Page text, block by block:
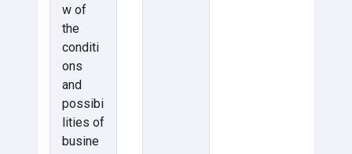
w of
the
conditi
ons
and
possibi
lities of
busine